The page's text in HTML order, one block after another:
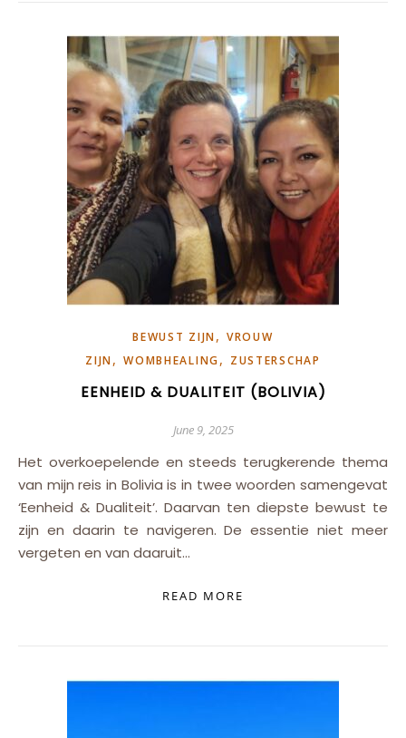
BEWUST ZIJN,VROUW
ZIJN,WOMBHEALING, ZUSTERSCHAP
EENHEID & DUALITEIT (BOLIVIA)
June 9, 2025
Het overkoepelende en steeds terugkerende thema
van mijn reis in Bolivia is in twee woorden samengevat
‘Eenheid & Dualiteit’. Daarvan ten diepste bewust te
zijn en daarin te navigeren. De essentie niet meer
vergeten en van daaruit…
READ MORE